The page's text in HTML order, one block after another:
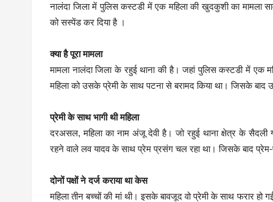
नालंदा जिला में पुलिस कस्टडी में एक महिला की खुदकुशी का मामला
को सस्पेंड कर दिया है ।
क्या है पूरा मामला
मामला नालंदा जिला के रहुई थाना की है। जहां पुलिस कस्टडी में एक
महिला को उसके प्रेमी के साथ पटना से बरामद किया था। जिसके बाद
प्रेमी के साथ भागी थी महिला
दरअसल, महिला का नाम अंजू देवी है। जो रहुई थाना क्षेत्र के सैदली
रहने वाले लव यादव के साथ प्रेम प्रसंग चल रहा था। जिसके बाद
दोनों पक्षों ने दर्ज कराया था केस
महिला तीन बच्चों की मां थी। इसके बावजूद वो प्रेमी के साथ फरार